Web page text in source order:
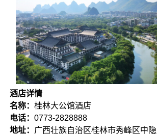
酒店详情
名称：桂林大公馆酒店
电话：0773-2828888
地址： 广西壮族自治区桂林市秀峰区中